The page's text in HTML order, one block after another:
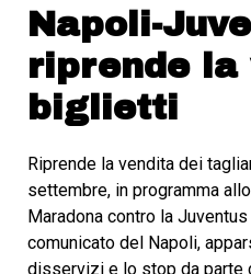
Napoli-
riprende la
biglietti
Riprende la vendita dei
settembre, in programma
Maradona contro la
comunicato del Napoli,
disservizi e lo stop da parte